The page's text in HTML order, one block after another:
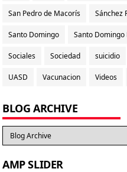
San Pedro de Macorís Sánchez
Santo Domingo Santo Domingo
Sociales Sociedad suicidio
UASD Vacunacion Videos
BLOG ARCHIVE
AMP SLIDER